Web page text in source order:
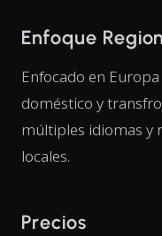
Enfoque
Enfocado en
doméstico y
múltiples idiomas y
locales.
Precios